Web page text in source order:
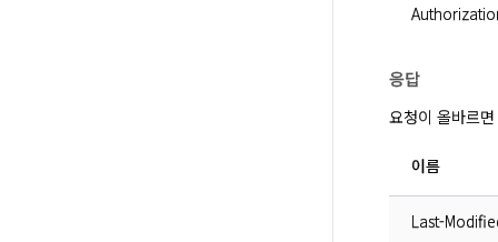
응답
요청이 올바르
이름
Last-